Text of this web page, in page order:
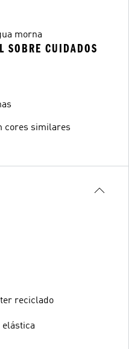
morna
SOBRE CUIDADOS
cores similares
reciclado
elástica